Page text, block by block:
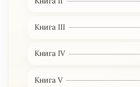
Книга III
Книга IV
Книга V